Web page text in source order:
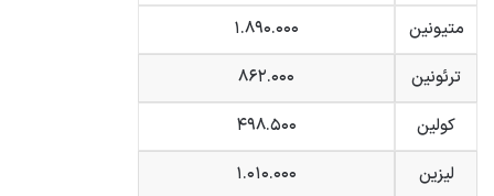
متیونین
۱.۸۹۰.۰۰۰
ترئونین
۸۶۲.۰۰۰
کولین
۴۹۸.۵۰۰
لیزین
۱.۰۱۰.۰۰۰